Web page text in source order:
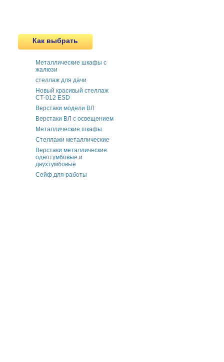
Как выбрать
Металлические шкафы с
жалюзи
cтеллаж для дачи
Новый красивый стеллаж
СТ-012 ESD
Верстаки модели ВЛ
Верстаки ВЛ с освещением
Металлические шкафы
Стеллажи металлические
Верстаки металлические
однотумбовые и
двухтумбовые
Сейф для работы